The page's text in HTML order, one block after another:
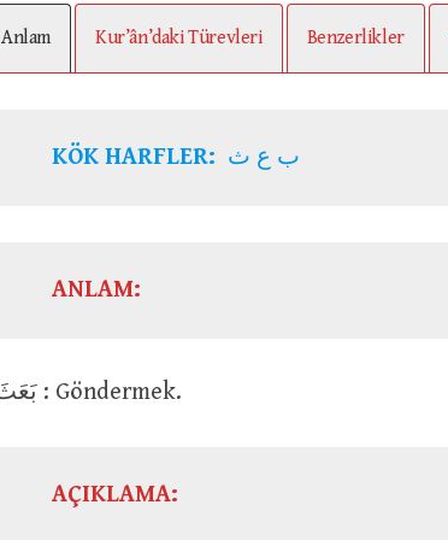
Anlam Kur’ân’daki Türevleri Benzerlikler
KÖK HARFLER: ب ع ث
ANLAM:
بَعَثَ : Göndermek.
AÇIKLAMA: